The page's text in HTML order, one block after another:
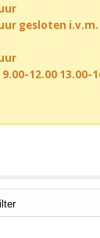
gesloten i.v.m.
12.00 13.00-